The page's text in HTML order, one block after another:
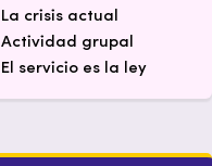
La crisis actual
Actividad grupal
El servicio es la ley